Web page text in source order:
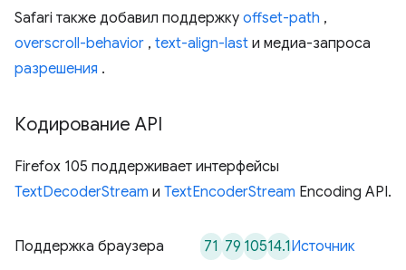
Safari также добавил поддержку offset-path ,
overscroll-behavior , text-align-last и медиа-запроса
разрешения .
Кодирование API
Firefox 105 поддерживает интерфейсы
TextDecoderStream и TextEncoderStream Encoding API.
Поддержка браузера 71 79 10514.1Источник